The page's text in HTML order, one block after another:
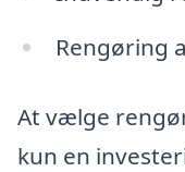
Rengøring
At vælge
kun en